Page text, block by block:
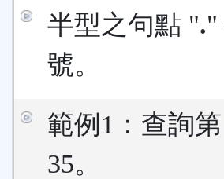
半型之句點 "."
號。
範例1：查詢
35。